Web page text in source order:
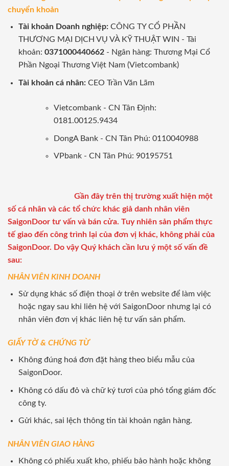
chuyển khoản
Tài khoản Doanh nghiệp:CÔNG TY CỔ PHẦN
THƯƠNG MẠI DỊCH VỤ VÀ KỸ THUẬT WIN - Tài
khoản: 0371000440662- Ngân hàng: Thương Mại Cổ
Phần Ngoại Thương Việt Nam (Vietcombank)
Tài khoản cá nhân: CEO Trần Văn Lãm
Vietcombank - CN Tân Định:
0181.00125.9434
DongA Bank - CN Tân Phú: 0110040988
VPbank - CN Tân Phú: 90195751
Gần đây trên thị trường xuất hiện một
số cá nhân và các tổ chức khác giả danh nhân viên
SaigonDoor tư vấn và bán cửa. Tuy nhiên sản phẩm thực
tế giao đến công trình lại của đơn vị khác, không phải của
SaigonDoor. Do vậy Quý khách cần lưu ý một số vấn đề
sau:
NHÂN VIÊN KINH DOANH
Sử dụng khác số điện thoại ở trên website để làm việc
hoặc ngay sau khi liên hệ với SaigonDoor nhưng lại có
nhân viên đơn vị khác liên hệ tư vấn sản phẩm.
GIẤY TỜ & CHỨNG TỪ
Không đúng hoá đơn đặt hàng theo biểu mẫu của
SaigonDoor.
Không có dấu đỏ và chữ ký tươi của phó tổng giám đốc
công ty.
Gửi khác, sai lệch thông tin tài khoản ngân hàng.
NHÂN VIÊN GIAO HÀNG
Không có phiếu xuất kho, phiếu bảo hành hoặc không